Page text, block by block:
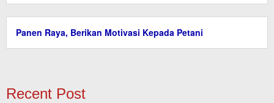
Panen Raya, Berikan Motivasi Kepada Petani
Recent Post